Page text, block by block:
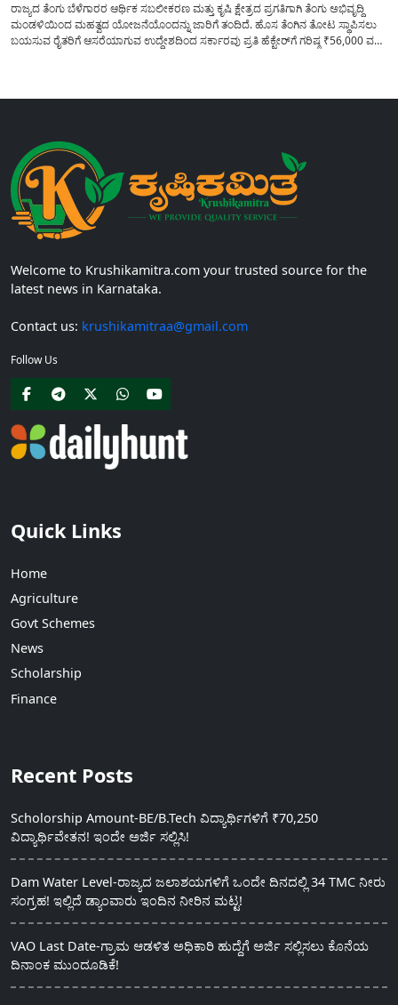
ರಾಜ್ಯದ ತೆಂಗು ಬೆಳೆಗಾರರ ಆರ್ಥಿಕ ಸಬಲೀಕರಣ ಮತ್ತು ಕೃಷಿ ಕ್ಷೇತ್ರದ ಪ್ರಗತಿಗಾಗಿ ತೆಂಗು ಅಭಿವೃದ್ದಿ
ಮಂಡಳಿಯಿಂದ ಮಹತ್ವದ ಯೋಜನೆಯೊಂದನ್ನು ಜಾರಿಗೆ ತಂದಿದೆ. ಹೊಸ ತೆಂಗಿನ ತೋಟ ಸ್ಥಾಪಿಸಲು
ಬಯಸುವ ರೈತರಿಗೆ ಆಸರೆಯಾಗುವ ಉದ್ದೇಶದಿಂದ ಸರ್ಕಾರವು ಪ್ರತಿ ಹೆಕ್ಟೇರ್‌ಗೆ ಗರಿಷ್ಠ ₹56,000 ವರೆಗೆ
Welcome to Krushikamitra.com your trusted source for the
latest news in Karnataka.
Contact us: krushikamitraa@gmail.com
Follow Us
Quick Links
Home
Agriculture
Govt Schemes
News
Scholarship
Finance
Recent Posts
Scholorship Amount-BE/B.Tech ವಿದ್ಯಾರ್ಥಿಗಳಿಗೆ ₹70,250
ವಿದ್ಯಾರ್ಥಿವೇತನ! ಇಂದೇ ಅರ್ಜಿ ಸಲ್ಲಿಸಿ!
Dam Water Level-ರಾಜ್ಯದ ಜಲಾಶಯಗಳಿಗೆ ಒಂದೇ ದಿನದಲ್ಲಿ 34 TMC ನೀರು
ಸಂಗ್ರಹ! ಇಲ್ಲಿದೆ ಡ್ಯಾಂವಾರು ಇಂದಿನ ನೀರಿನ ಮಟ್ಟ!
VAO Last Date-ಗ್ರಾಮ ಆಡಳಿತ ಅಧಿಕಾರಿ ಹುದ್ದೆಗೆ ಅರ್ಜಿ ಸಲ್ಲಿಸಲು ಕೊನೆಯ
ದಿನಾಂಕ ಮುಂದೂಡಿಕೆ!